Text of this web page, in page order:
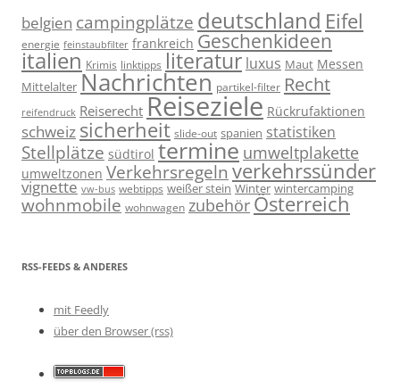
belgien campingplätze deutschland Eifel
energie feinstaubfilter frankreich Geschenkideen
italien Krimis linktipps literatur luxus Maut Messen
Mittelalter Nachrichten partikel-filter Recht
reifendruck Reiserecht Reiseziele Rückrufaktionen
schweiz sicherheit slide-out spanien statistiken
Stellplätze südtirol termine umweltplakette
umweltzonen Verkehrsregeln verkehrssünder
vignette vw-bus webtipps weißer stein Winter wintercamping
wohnmobile wohnwagen zubehör Österreich
RSS-FEEDS & ANDERES
mit Feedly
über den Browser (rss)